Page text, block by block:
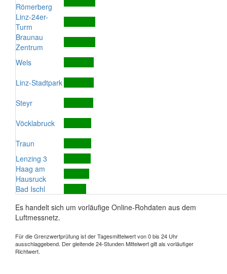
Römerberg
Linz-24er-
Turm
Braunau
Zentrum
Wels
Linz-Stadtpark
Steyr
Vöcklabruck
Traun
Lenzing 3
Haag am
Hausruck
Bad Ischl
Es handelt sich um vorläufige Online-Rohdaten aus dem
Luftmessnetz.
Für die Grenzwertprüfung ist der Tagesmittelwert von 0 bis 24 Uhr
ausschlaggebend. Der gleitende 24-Stunden Mittelwert gilt als vorläufiger
Richtwert.